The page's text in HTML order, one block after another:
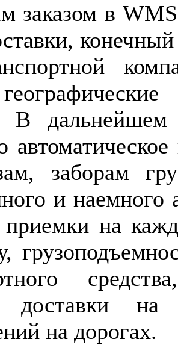
заказом в WMS
В
заборам
и наемного
на
доставки
на дорогах.